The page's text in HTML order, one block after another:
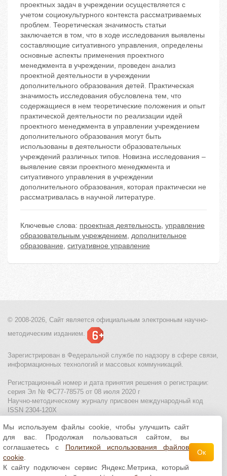
проектных задач в учреждении осуществляется с
учетом социокультурного контекста рассматриваемых
проблем. Теоретическая значимость статьи
заключается в том, что в ходе исследования выявлены
составляющие ситуативного управления, определены
основные аспекты применения проектного
менеджмента в учреждении, проведен анализ
проектной деятельности в учреждении
дополнительного образования детей. Практическая
значимость исследования обусловлена тем, что
содержащиеся в нем теоретические положения и опыт
практической деятельности по реализации идей
проектного менеджмента в управлении учреждением
дополнительного образования могут быть
использованы в деятельности образовательных
учреждений различных типов. Новизна исследования –
выявление связи проектного менеджмента и
ситуативного управления в учреждении
дополнительного образования, которая практически не
рассматривалась в научной литературе.
Ключевые слова: проектная деятельность, управление
образовательным учреждением, дополнительное
образование, ситуативное управление
© 2008-2026, Сайт является официальным электронным научно-
методическим изданием.
Зарегистрирован в Федеральной службе по надзору в сфере связи,
информационных технологий и массовых коммуникаций.
Регистрационный номер и дата принятия решения о регистрации:
серия Эл № ФС77-78575 от 08 июля 2020 г
Научно-методическому журналу присвоен международный код
ISSN 2304-120X
МЦИТО|Школьные олимпиады и онлайн конкурсы для детей
Политика использования файлов cookie| Политика обработки и
защиты персональных данных
Все материалы доступны полицензии Creative
Commons С указанием авторства 4.0 Всемирная
Мы используем файлы cookie, чтобы улучшить сайт
для вас. Продолжая пользоваться сайтом, вы
соглашаетесь с Политикой использования файлов
cookie
К сайту подключен сервис Яндекс.Метрика, который
Ок